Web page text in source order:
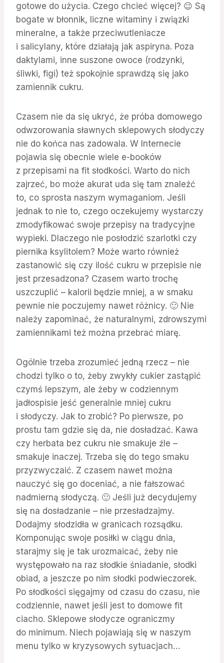
gotowe do użycia. Czego chcieć więcej? 😉 Są
bogate w błonnik, liczne witaminy i związki
mineralne, a także przeciwutleniacze
i salicylany, które działają jak aspiryna. Poza
daktylami, inne suszone owoce (rodzynki,
śliwki, figi) też spokojnie sprawdzą się jako
zamiennik cukru.
Czasem nie da się ukryć, że próba domowego
odwzorowania sławnych sklepowych słodyczy
nie do końca nas zadowala. W Internecie
pojawia się obecnie wiele e-booków
z przepisami na fit słodkości. Warto do nich
zajrzeć, bo może akurat uda się tam znaleźć
to, co sprosta naszym wymaganiom. Jeśli
jednak to nie to, czego oczekujemy wystarczy
zmodyfikować swoje przepisy na tradycyjne
wypieki. Dlaczego nie posłodzić szarlotki czy
piernika ksylitolem? Może warto również
zastanowić się czy ilość cukru w przepisie nie
jest przesadzona? Czasem warto trochę
uszczuplić – kalorii będzie mniej, a w smaku
pewnie nie poczujemy nawet różnicy. 🙂 Nie
należy zapominać, że naturalnymi, zdrowszymi
zamiennikami też można przebrać miarę.
Ogólnie trzeba zrozumieć jedną rzecz – nie
chodzi tylko o to, żeby zwykły cukier zastąpić
czymś lepszym, ale żeby w codziennym
jadłospisie jeść generalnie mniej cukru
i słodyczy. Jak to zrobić? Po pierwsze, po
prostu tam gdzie się da, nie dosładzać. Kawa
czy herbata bez cukru nie smakuje źle –
smakuje inaczej. Trzeba się do tego smaku
przyzwyczaić. Z czasem nawet można
nauczyć się go doceniać, a nie fałszować
nadmierną słodyczą. 🙂 Jeśli już decydujemy
się na dosładzanie – nie przesładzajmy.
Dodajmy słodzidła w granicach rozsądku.
Komponując swoje posiłki w ciągu dnia,
starajmy się je tak urozmaicać, żeby nie
występowało na raz słodkie śniadanie, słodki
obiad, a jeszcze po nim słodki podwieczorek.
Po słodkości sięgajmy od czasu do czasu, nie
codziennie, nawet jeśli jest to domowe fit
ciacho. Sklepowe słodycze ograniczmy
do minimum. Niech pojawiają się w naszym
menu tylko w kryzysowych sytuacjach…